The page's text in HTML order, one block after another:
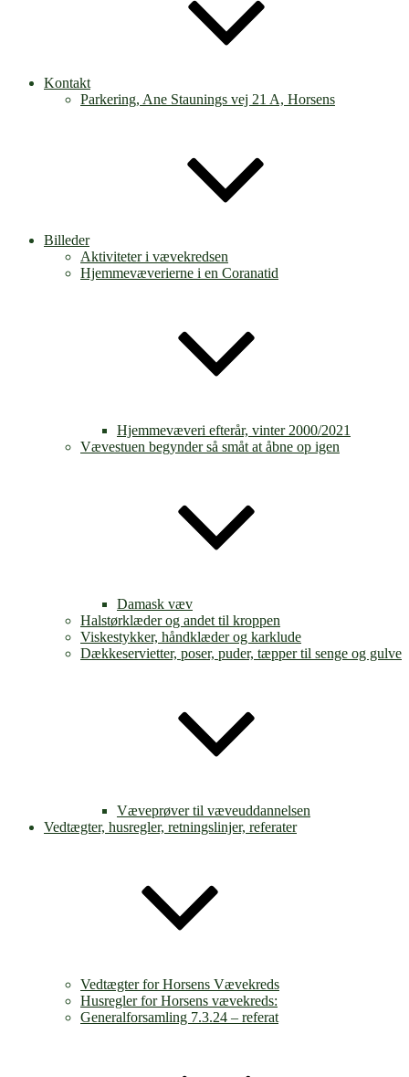
Kontakt
Parkering, Ane Staunings vej 21 A, Horsens
Billeder
Aktiviteter i vævekredsen
Hjemmevæverierne i en Coranatid
Hjemmevæveri efterår, vinter 2000/2021
Vævestuen begynder så småt at åbne op igen
Damask væv
Halstørklæder og andet til kroppen
Viskestykker, håndklæder og karklude
Dækkeservietter, poser, puder, tæpper til senge og gulve
Væveprøver til væveuddannelsen
Vedtægter, husregler, retningslinjer, referater
Vedtægter for Horsens Vævekreds
Husregler for Horsens vævekreds:
Generalforsamling 7.3.24 – referat